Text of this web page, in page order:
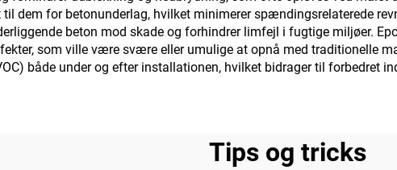
dem for betonunderlag, hvilket minimerer spændingsrelaterede
beton mod skade og forhindrer limfejl i fugtige miljøer.
som ville være svære eller umulige at opnå med traditionelle
både under og efter installationen, hvilket bidrager til forbedret
Tips og tricks